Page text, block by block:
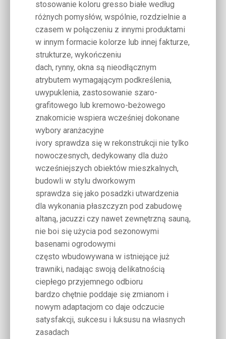
stosowanie koloru gresso białe według
różnych pomysłów, wspólnie, rozdzielnie a
czasem w połączeniu z innymi produktami
w innym formacie kolorze lub innej fakturze,
strukturze, wykończeniu
dach, rynny, okna są nieodłącznym
atrybutem wymagającym podkreślenia,
uwypuklenia, zastosowanie szaro-
grafitowego lub kremowo-beżowego
znakomicie wspiera wcześniej dokonane
wybory aranżacyjne
ivory sprawdza się w rekonstrukcji nie tylko
nowoczesnych, dedykowany dla dużo
wcześniejszych obiektów mieszkalnych,
budowli w stylu dworkowym
sprawdza się jako posadzki utwardzenia
dla wykonania płaszczyzn pod zabudowę
altaną, jacuzzi czy nawet zewnętrzną sauną,
nie boi się użycia pod sezonowymi
basenami ogrodowymi
często wbudowywana w istniejące już
trawniki, nadając swoją delikatnością
ciepłego przyjemnego odbioru
bardzo chętnie poddaje się zmianom i
nowym adaptacjom co daje odczucie
satysfakcji, sukcesu i luksusu na własnych
zasadach